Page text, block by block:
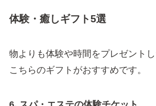
体験・癒しギフト5選
物よりも体験や時間をプレゼントし
こちらのギフトがおすすめです。